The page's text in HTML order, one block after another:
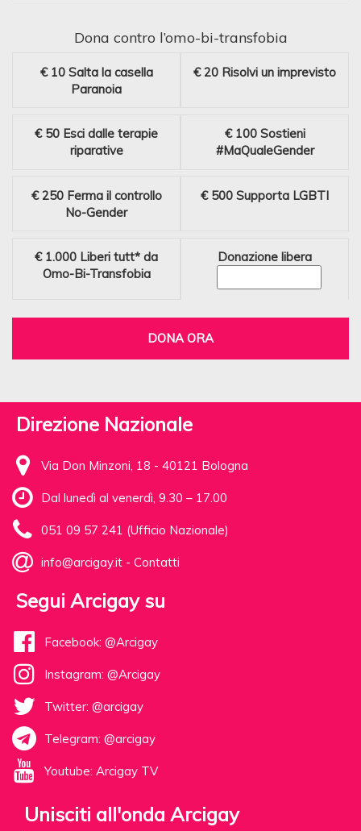
Dona contro l’omo-bi-transfobia
€ 10 Salta la casella
Paranoia
€ 20 Risolvi un imprevisto
€ 50 Esci dalle terapie
riparative
€ 100 Sostieni
#MaQualeGender
€ 250 Ferma il controllo
No-Gender
€ 500 Supporta LGBTI
€ 1.000 Liberi tutt* da
Omo-Bi-Transfobia
Donazione libera
DONA ORA
Direzione Nazionale
Via Don Minzoni, 18 - 40121 Bologna
Dal lunedì al venerdì, 9.30 – 17.00
051 09 57 241 (Ufficio Nazionale)
info@arcigay.it - Contatti
Segui Arcigay su
Facebook: @Arcigay
Instagram: @Arcigay
Twitter: @arcigay
Telegram: @arcigay
Youtube: Arcigay TV
Unisciti all'onda Arcigay